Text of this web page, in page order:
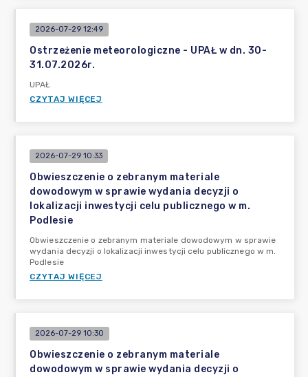
2026-07-29 12:49
Ostrzeżenie meteorologiczne - UPAŁ w dn. 30-
31.07.2026r.
UPAŁ
CZYTAJ WIĘCEJ
2026-07-29 10:33
Obwieszczenie o zebranym materiale
dowodowym w sprawie wydania decyzji o
lokalizacji inwestycji celu publicznego w m.
Podlesie
Obwieszczenie o zebranym materiale dowodowym w sprawie
wydania decyzji o lokalizacji inwestycji celu publicznego w m.
Podlesie
CZYTAJ WIĘCEJ
2026-07-29 10:30
Obwieszczenie o zebranym materiale
dowodowym w sprawie wydania decyzji o